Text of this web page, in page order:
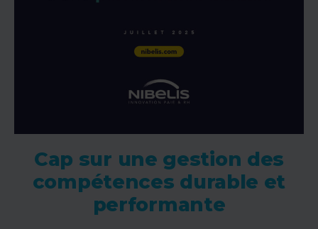
Cap sur une gestion des
compétences durable et
performante